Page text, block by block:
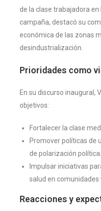
de la clase trabajadora
campaña, destacó su
económica de las zonas
desindustrialización.
Prioridades como
En su discurso inaugural,
objetivos:
Fortalecer la clase
Promover políticas de
de polarización política.
Impulsar iniciativas
salud en comunidades
Reacciones y